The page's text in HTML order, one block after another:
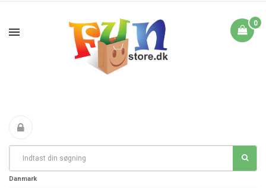
0
Fri Fragt fra 199 i
Danmark
DAG TIL DAG LEVERING